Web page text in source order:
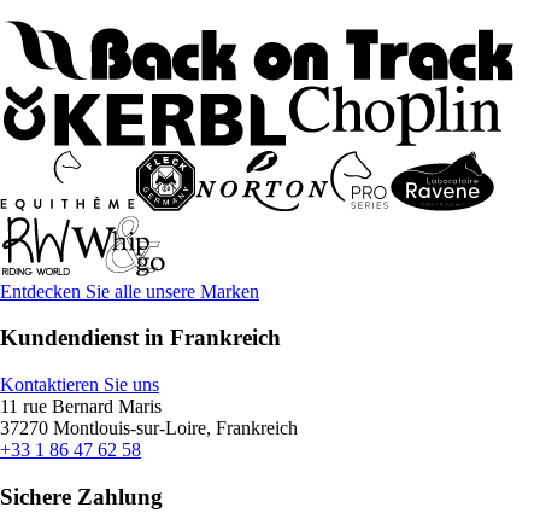
Entdecken Sie alle unsere Marken
Kundendienst in Frankreich
Kontaktieren Sie uns
11 rue Bernard Maris
37270 Montlouis-sur-Loire, Frankreich
+33 1 86 47 62 58
Sichere Zahlung